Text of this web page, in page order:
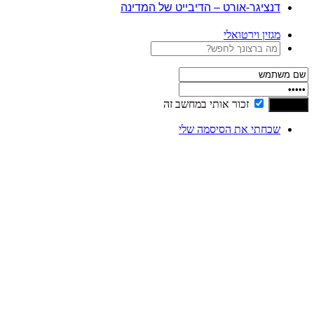
דנציגר-אורט – הדיבייט של המדינה
מגזין וירטואלי
זכור אותי במחשב זה
שכחתי את הסיסמה שלי